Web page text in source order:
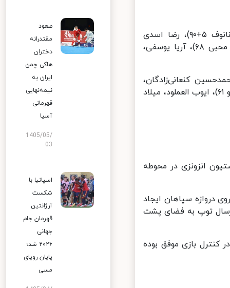
ترکیب سپاهان: پیام نیازمند، هادی محمدی، حسین گودرزی (وحدت هنانوف ۵+۹۰)، رضا اسدی
(ابوبکر کامارا ۶۷)، مهدی لیموچی، محمد کریمی، رضا شکاری (محمدمهدی محبی ۶۸)، آریا یوسفی،
گندوز، فرشاد فرجی (میلاد محمدی ۸۴)، محمدحسین کنعانی‌زادگان،
سروش رفیعی (امید عالیشاه ۶۷)، علی علیپور، عیسی آل‌کثیر (لوکاس ژوآئو ۶۱)، ایوب العملود، میلاد
۲ بازی با ضربه سر استیون انزونزی در محوطه
سپاهان ایجاد
با ارسال توپ به فضای پشت
در کنترل بازی موفق بوده
صعود
مقتدرانه
دختران
هاکی چمن
ایران به
نیمه‌نهایی
قهرمانی
آسیا
1405/05/
03
اسپانیا با
شکست
آرژانتین
قهرمان جام
جهانی
۲۰۲۶ شد؛
پایان رویای
مسی